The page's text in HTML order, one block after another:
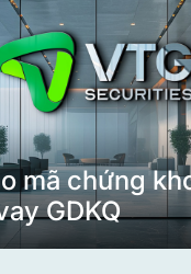
mã chứng
GDKQ